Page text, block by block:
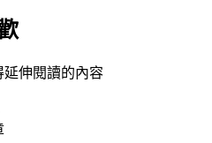
延伸閱讀的內容